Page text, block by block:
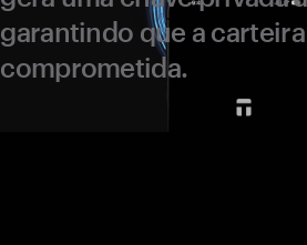
garantindo que a
comprometida.